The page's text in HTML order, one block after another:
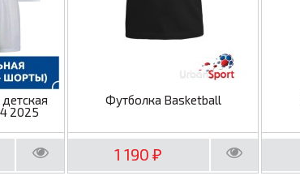
2025
Футболка Basketball
1 190₽